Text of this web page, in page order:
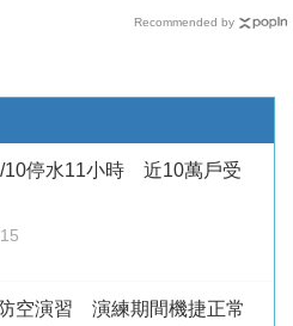
Recommended by
10停水11小時 近10萬戶受
空演習 演練期間機捷正常